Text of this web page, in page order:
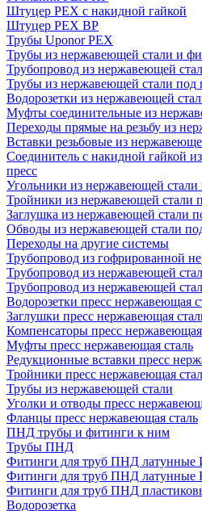
Штуцер PEX c накидной гайкой
Штуцер PEX ВР
Трубы Uponor PEX
Трубы из нержавеющей стали и
Трубопровод из нержавеющей
Трубы из нержавеющей стали под
Водорозетки из нержавеющей
Муфты соединительные из
Переходы прямые на резьбу из
Вставки резьбовые из
Соединитель с накидной гайкой
пресс
Угольники из нержавеющей стали
Тройники из нержавеющей стали
Заглушка из нержавеющей стали
Обводы из нержавеющей стали
Переходы на другие системы
Трубопровод из гофрированной
Трубопровод из нержавеющей
Трубопровод из нержавеющей
Водорозетки пресс нержавеющая
Заглушки пресс нержавеющая
Компенсаторы пресс нержавеющая
Муфты пресс нержавеющая сталь
Редукционные вставки пресс
Тройники пресс нержавеющая
Трубы из нержавеющей стали
Уголки и отводы пресс
Фланцы пресс нержавеющая сталь
ПНД трубы и фитинги к ним
Трубы ПНД
Фитинги для труб ПНД латунные
Фитинги для труб ПНД латунные
Фитинги для труб ПНД
Водорозетка